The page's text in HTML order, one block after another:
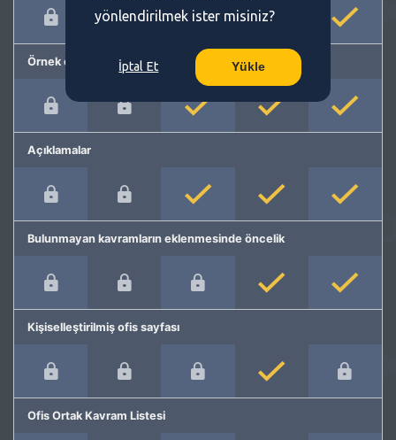
Örnek cümleler
Açıklamalar
Bulunmayan kavramların eklenmesinde öncelik
Kişiselleştirilmiş ofis sayfası
Ofis Ortak Kavram Listesi
yönlendirilmek ister misiniz?
İptal Et Yükle